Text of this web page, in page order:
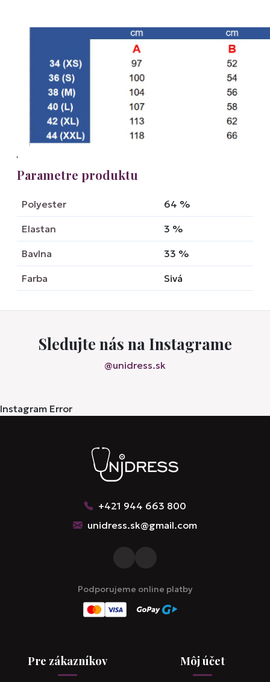
Parametre produktu
Polyester 64 %
Elastan 3 %
Bavlna 33 %
Farba Sivá
Sledujte nás na Instagrame
@unidress.sk
Instagram Error
+421 944 663 800
unidress.sk@gmail.com
Podporujeme online platby
Pre zákazníkov Môj účet